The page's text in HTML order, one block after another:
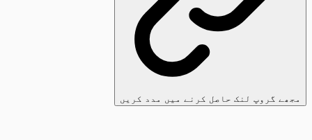
مجھے گروپ لنک حاصل کرنے میں مدد کریں